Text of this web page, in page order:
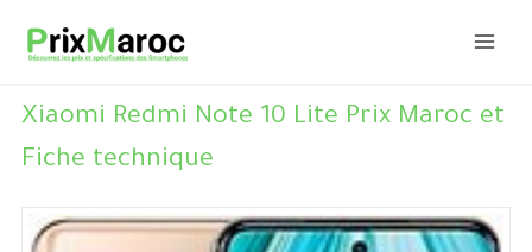
Xiaomi Redmi Note 10 Lite Prix Maroc et
Fiche technique